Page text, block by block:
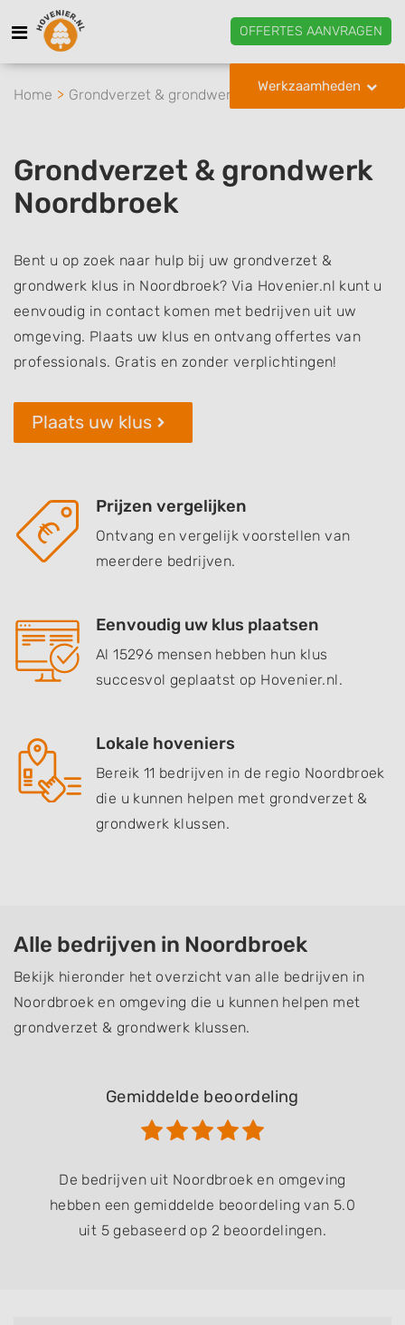
OFFERTES AANVRAGEN
Werkzaamheden
Home Grondverzet & grondwerk Noordbroek
Grondverzet & grondwerk
Noordbroek
Bent u op zoek naar hulp bij uw grondverzet &
grondwerk klus in Noordbroek? Via Hovenier.nl kunt u
eenvoudig in contact komen met bedrijven uit uw
omgeving. Plaats uw klus en ontvang offertes van
professionals. Gratis en zonder verplichtingen!
Plaats uw klus
Prijzen vergelijken
Ontvang en vergelijk voorstellen van
meerdere bedrijven.
Eenvoudig uw klus plaatsen
Al 15296 mensen hebben hun klus
succesvol geplaatst op Hovenier.nl.
Lokale hoveniers
Bereik 11 bedrijven in de regio Noordbroek
die u kunnen helpen met grondverzet &
grondwerk klussen.
Alle bedrijven in Noordbroek
Bekijk hieronder het overzicht van alle bedrijven in
Noordbroek en omgeving die u kunnen helpen met
grondverzet & grondwerk klussen.
Gemiddelde beoordeling
De bedrijven uit Noordbroek en omgeving
hebben een gemiddelde beoordeling van 5.0
uit 5 gebaseerd op 2 beoordelingen.